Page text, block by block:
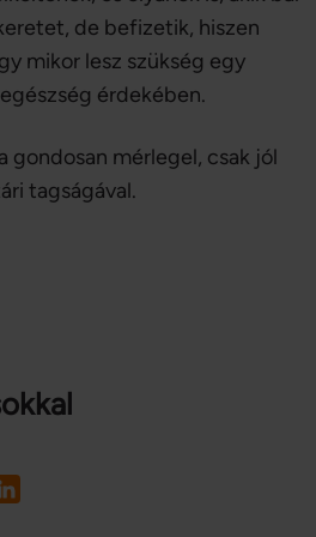
de befizetik, hiszen
mikor lesz szükség egy
érdekében.
gondosan mérlegel, csak jól
tagságával.